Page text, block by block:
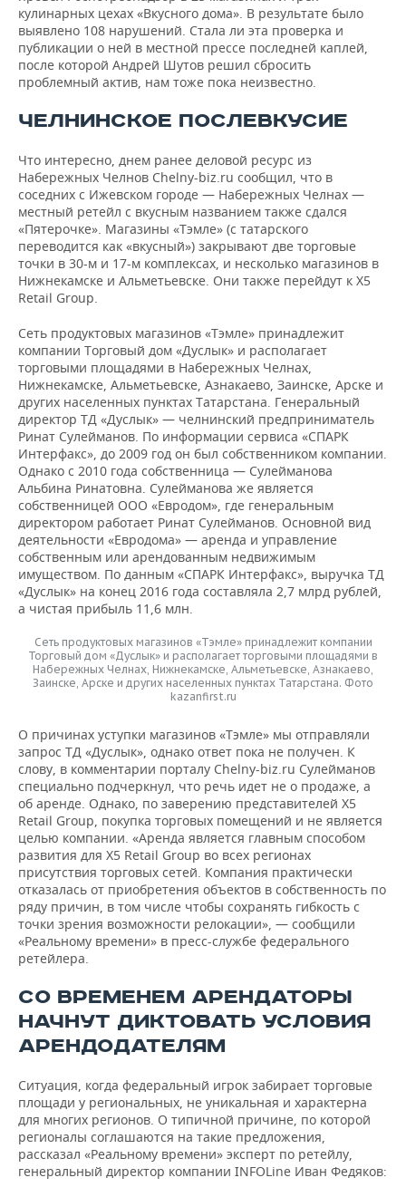
кулинарных цехах «Вкусного дома». В результате было
выявлено 108 нарушений. Стала ли эта проверка и
публикации о ней в местной прессе последней каплей,
после которой Андрей Шутов решил сбросить
проблемный актив, нам тоже пока неизвестно.
ЧЕЛНИНСКОЕ ПОСЛЕВКУСИЕ
Что интересно, днем ранее деловой ресурс из
Набережных Челнов Сhelny-biz.ru сообщил, что в
соседних с Ижевском городе — Набережных Челнах —
местный ретейл с вкусным названием также сдался
«Пятерочке». Магазины «Тэмле» (с татарского
переводится как «вкусный») закрывают две торговые
точки в 30-м и 17-м комплексах, и несколько магазинов в
Нижнекамске и Альметьевске. Они также перейдут к Х5
Retail Group.
Сеть продуктовых магазинов «Тэмле» принадлежит
компании Торговый дом «Дуслык» и располагает
торговыми площадями в Набережных Челнах,
Нижнекамске, Альметьевске, Азнакаево, Заинске, Арске и
других населенных пунктах Татарстана. Генеральный
директор ТД «Дуслык» — челнинский предприниматель
Ринат Сулейманов. По информации сервиса «СПАРК
Интерфакс», до 2009 год он был собственником компании.
Однако с 2010 года собственница — Сулейманова
Альбина Ринатовна. Сулейманова же является
собственницей ООО «Евродом», где генеральным
директором работает Ринат Сулейманов. Основной вид
деятельности «Евродома» — аренда и управление
собственным или арендованным недвижимым
имуществом. По данным «СПАРК Интерфакс», выручка ТД
«Дуслык» на конец 2016 года составляла 2,7 млрд рублей,
а чистая прибыль 11,6 млн.
Сеть продуктовых магазинов «Тэмле» принадлежит компании
Торговый дом «Дуслык» и располагает торговыми площадями в
Набережных Челнах, Нижнекамске, Альметьевске, Азнакаево,
Заинске, Арске и других населенных пунктах Татарстана. Фото
kazanfirst.ru
О причинах уступки магазинов «Тэмле» мы отправляли
запрос ТД «Дуслык», однако ответ пока не получен. К
слову, в комментарии порталу Сhelny-biz.ru Сулейманов
специально подчеркнул, что речь идет не о продаже, а
об аренде. Однако, по заверению представителей Х5
Retail Group, покупка торговых помещений и не является
целью компании. «Аренда является главным способом
развития для X5 Retail Group во всех регионах
присутствия торговых сетей. Компания практически
отказалась от приобретения объектов в собственность по
ряду причин, в том числе чтобы сохранять гибкость с
точки зрения возможности релокации», — сообщили
«Реальному времени» в пресс-службе федерального
ретейлера.
СО ВРЕМЕНЕМ АРЕНДАТОРЫ
НАЧНУТ ДИКТОВАТЬ УСЛОВИЯ
АРЕНДОДАТЕЛЯМ
Ситуация, когда федеральный игрок забирает торговые
площади у региональных, не уникальная и характерна
для многих регионов. О типичной причине, по которой
регионалы соглашаются на такие предложения,
рассказал «Реальному времени» эксперт по ретейлу,
генеральный директор компании INFOLine Иван Федяков: